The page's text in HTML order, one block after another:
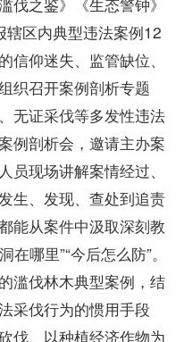
区内典型违法案例12
仰迷失、监管缺位、
织召开案例剖析专题
无证采伐等多发性违法
例剖析会，邀请主办案
现场讲解案情经过、
生、发现、查处到追责
能从案件中汲取深刻教
哪里”“今后怎么防”。
滥伐林木典型案例，结
采伐行为的惯用手段
、以种植经济作物为